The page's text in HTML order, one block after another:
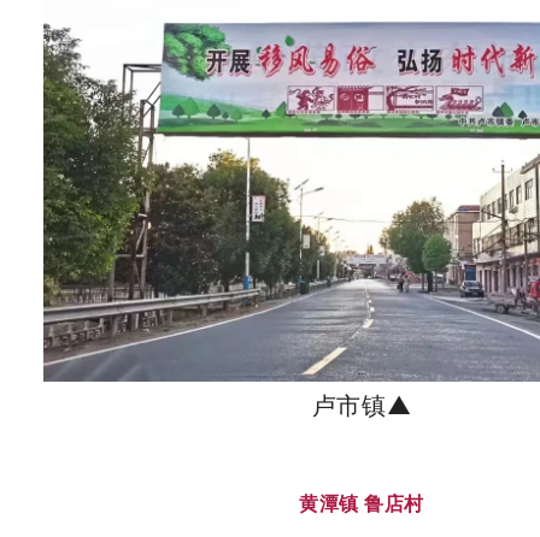
卢市镇▲
黄潭镇 鲁店村